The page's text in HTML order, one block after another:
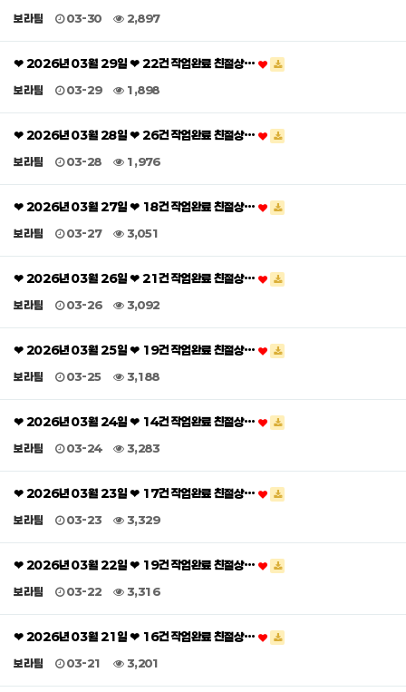
보라팀 03-30 2,897
❤ 2026년 03월 29일 ❤ 22건 작업완료 친절상…
보라팀 03-29 1,898
❤ 2026년 03월 28일 ❤ 26건 작업완료 친절상…
보라팀 03-28 1,976
❤ 2026년 03월 27일 ❤ 18건 작업완료 친절상…
보라팀 03-27 3,051
❤ 2026년 03월 26일 ❤ 21건 작업완료 친절상…
보라팀 03-26 3,092
❤ 2026년 03월 25일 ❤ 19건 작업완료 친절상…
보라팀 03-25 3,188
❤ 2026년 03월 24일 ❤ 14건 작업완료 친절상…
보라팀 03-24 3,283
❤ 2026년 03월 23일 ❤ 17건 작업완료 친절상…
보라팀 03-23 3,329
❤ 2026년 03월 22일 ❤ 19건 작업완료 친절상…
보라팀 03-22 3,316
❤ 2026년 03월 21일 ❤ 16건 작업완료 친절상…
보라팀 03-21 3,201